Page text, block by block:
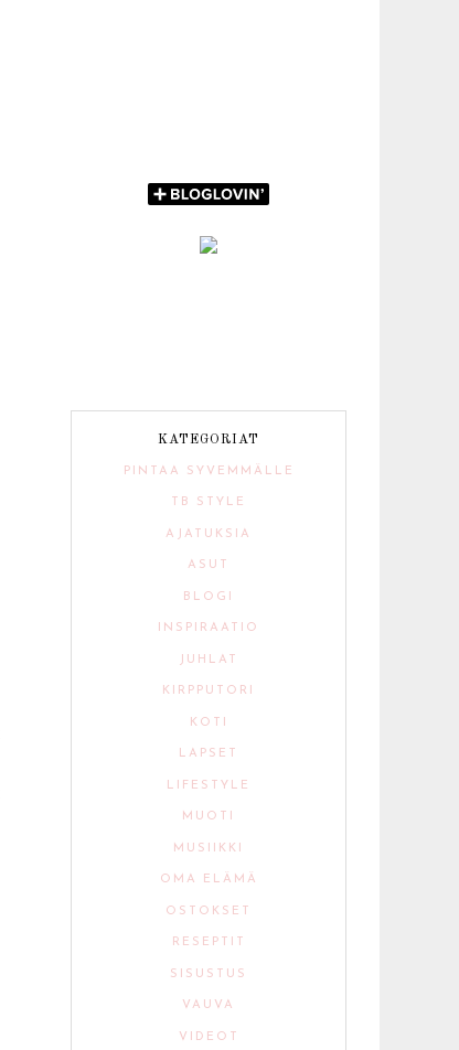
KATEGORIAT
PINTAA SYVEMMÄLLE
TB STYLE
AJATUKSIA
ASUT
BLOGI
INSPIRAATIO
JUHLAT
KIRPPUTORI
KOTI
LAPSET
LIFESTYLE
MUOTI
MUSIIKKI
OMA ELÄMÄ
OSTOKSET
RESEPTIT
SISUSTUS
VAUVA
VIDEOT